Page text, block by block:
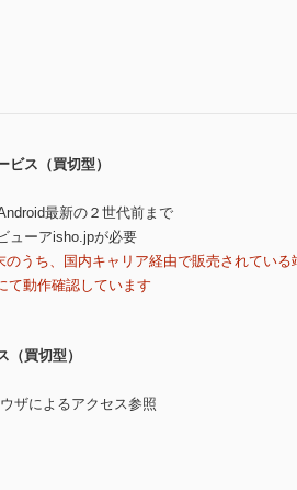
ビス（買切型）
最新の２世代前まで
ューアisho.jpが必要
うち、国内キャリア経由で販売されている
て動作確認しています
（買切型）
ザによるアクセス参照